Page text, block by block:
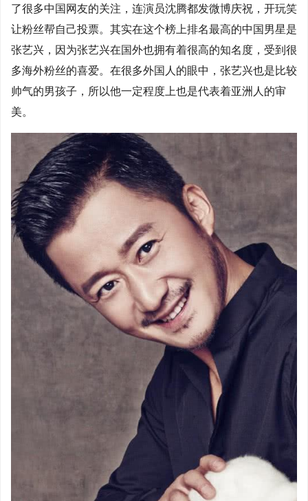
了很多中国网友的关注，连演员沈腾都发微博庆祝，开玩笑
让粉丝帮自己投票。其实在这个榜上排名最高的中国男星是
张艺兴，因为张艺兴在国外也拥有着很高的知名度，受到很
多海外粉丝的喜爱。在很多外国人的眼中，张艺兴也是比较
帅气的男孩子，所以他一定程度上也是代表着亚洲人的审
美。